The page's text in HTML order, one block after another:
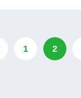
1 2